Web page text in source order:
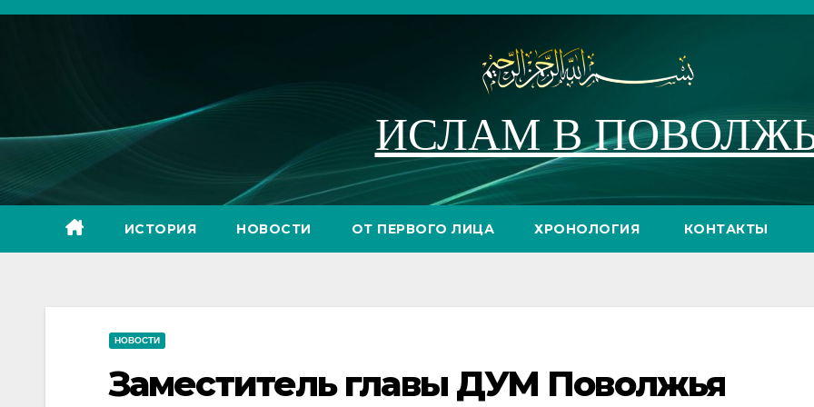
Перейти
ИСЛАМ В
ИСТОРИЯ НОВОСТИ ОТ ПЕРВОГО ЛИЦА ХРОНОЛОГИЯ КОНТАКТЫ
НОВОСТИ
Заместитель главы ДУМ Поволжья